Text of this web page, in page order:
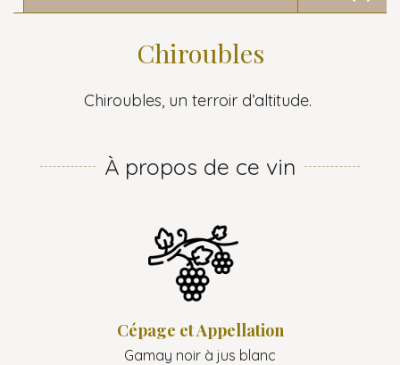
Chiroubles
Chiroubles, un terroir d’altitude.
À propos de ce vin
Cépage et Appellation
Gamay noir à jus blanc